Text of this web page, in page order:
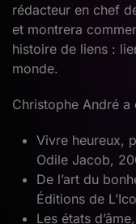
rédacteur en chef
et montrera
histoire de liens :
monde.
Christophe André
Vivre heureux,
Odile Jacob,
De l’art du
Éditions de
Les états